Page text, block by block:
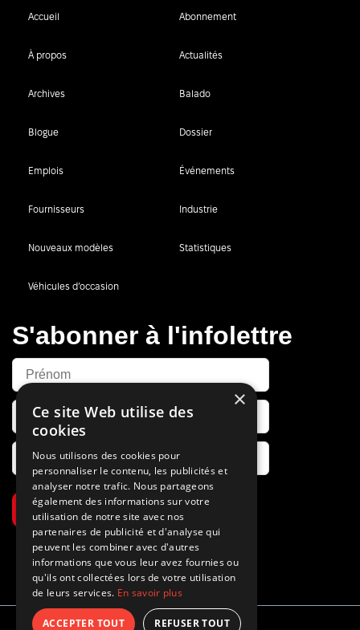
Accueil Abonnement
À propos Actualités
Archives Balado
Blogue Dossier
Emplois Événements
Fournisseurs Industrie
Nouveaux modèles Statistiques
Véhicules d’occasion
S'abonner à l'infolettre
S’abonner
×
Ce site Web utilise des
cookies
Nous utilisons des cookies pour
personnaliser le contenu, les publicités et
analyser notre trafic. Nous partageons
également des informations sur votre
utilisation de notre site avec nos
partenaires de publicité et d'analyse qui
peuvent les combiner avec d'autres
informations que vous leur avez fournies ou
qu'ils ont collectées lors de votre utilisation
de leurs services. En savoir plus
ACCEPTER TOUT REFUSER TOUT